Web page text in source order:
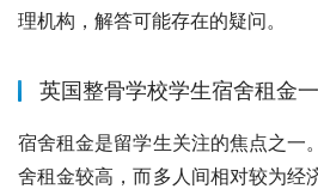
理机构，解答可能存在的疑问。
英国整骨学校学生宿舍租金
宿舍租金是留学生关注的焦点之一
舍租金较高，而多人间相对较为经